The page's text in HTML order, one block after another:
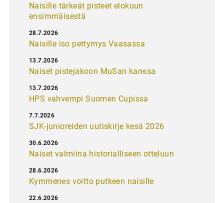
Naisille tärkeät pisteet elokuun
ensimmäisestä
Naisille iso pettymys Vaasassa
28.7.2026
Naiset pistejakoon MuSan kanssa
13.7.2026
HPS vahvempi Suomen Cupissa
13.7.2026
SJK-junioreiden uutiskirje kesä 2026
7.7.2026
Naiset valmiina historialliseen otteluun
30.6.2026
Kymmenes voitto putkeen naisille
28.6.2026
22.6.2026